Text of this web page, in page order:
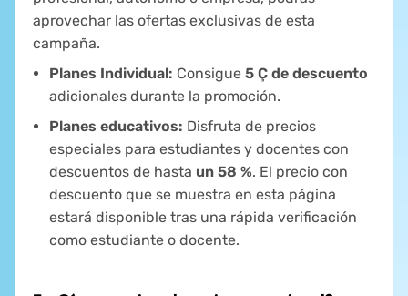
aprovechar las ofertas exclusivas de esta
campaña.
Planes Individual: Consigue 5 Ç de descuento
adicionales durante la promoción.
Planes educativos: Disfruta de precios
especiales para estudiantes y docentes con
descuentos de hasta un 58 %. El precio con
descuento que se muestra en esta página
estará disponible tras una rápida verificación
como estudiante o docente.